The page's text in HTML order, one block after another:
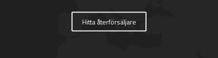
Hitta återförsäljare